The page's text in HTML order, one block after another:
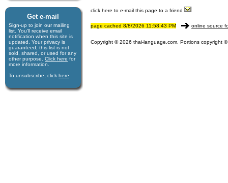
Get e-mail
Sign-up to join our mail­ing
list. You'll receive e­mail
notification when this site is
updated. Your privacy is
guaran­teed; this list is not
sold, shared, or used for any
other purpose. Click here for
more infor­mation.
To unsubscribe, click here
click here to e-mail this page to a friend
page cached 8/8/2026 11:58:43 PM online source
Copyright © 2026 thai-language.com. Portions copyright